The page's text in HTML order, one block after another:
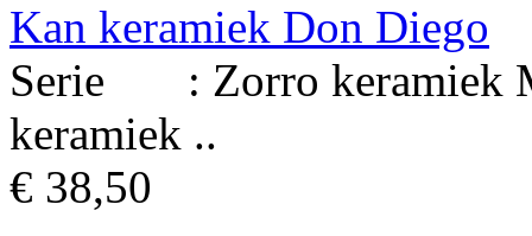
Kan keramiek Don Diego
Serie : Zorro keramiek
keramiek ..
€ 38,50